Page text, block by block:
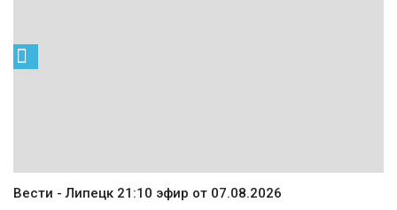
Вести - Липецк 21:10 эфир от 07.08.2026